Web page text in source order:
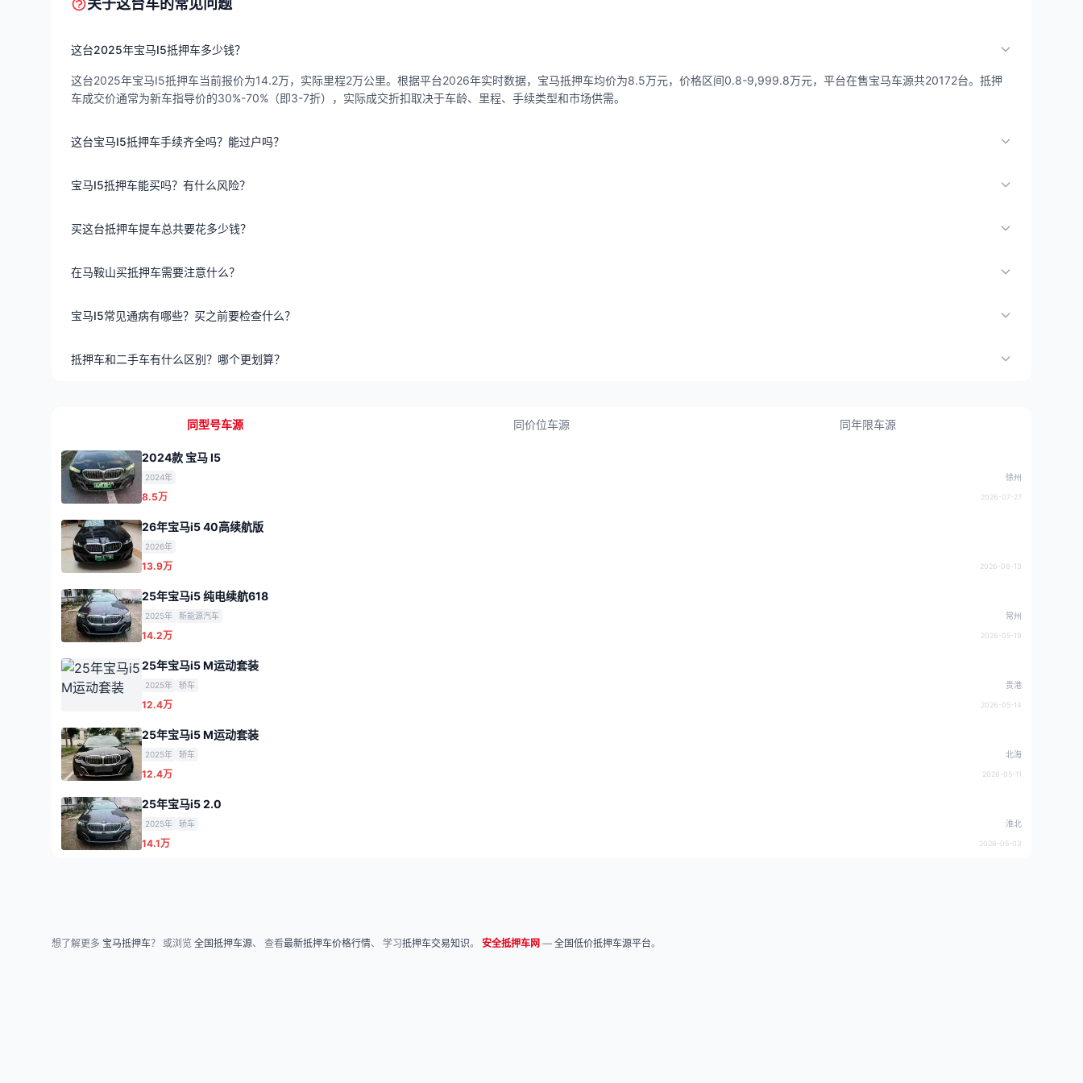
这台2025年宝马I5抵押车多少钱？
这台2025年宝马I5抵押车当前报价为14.2万，实际里程2万公里。根据平台2026年实时数据，宝马抵押车均价为8.5万元，价格区间0.8-9,999.8万元，平台在售宝马车源共20172台。抵押
车成交价通常为新车指导价的30%-70%（即3-7折），实际成交折扣取决于车龄、里程、手续类型和市场供需。
这台宝马I5抵押车手续齐全吗？能过户吗？
宝马I5抵押车能买吗？有什么风险？
买这台抵押车提车总共要花多少钱？
在马鞍山买抵押车需要注意什么？
宝马I5常见通病有哪些？买之前要检查什么？
抵押车和二手车有什么区别？哪个更划算？
同型号车源 同价位车源 同年限车源
2024款 宝马 I5
2024年 徐州
8.5万 2026-07-27
26年宝马i5 40高续航版
2026年
13.9万 2026-06-13
25年宝马i5 纯电续航618
2025年 新能源汽车 常州
14.2万 2026-05-19
25年宝马i5 M运动套装
2025年 轿车 贵港
12.4万 2026-05-14
25年宝马i5 M运动套装
2025年 轿车 北海
12.4万 2026-05-11
25年宝马i5 2.0
2025年 轿车 淮北
14.1万 2026-05-03
想了解更多 宝马抵押车？ 或浏览 全国抵押车源、 查看最新抵押车价格行情、 学习抵押车交易知识。 安全抵押车网 — 全国低价抵押车源平台。